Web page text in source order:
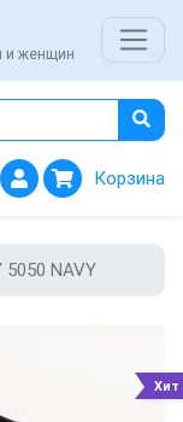
и женщин
Корзина
NAVY
Хит